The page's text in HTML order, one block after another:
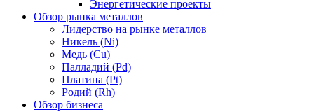
Энергетические проекты
Обзор рынка металлов
Лидерство на рынке металлов
Никель (Ni)
Медь (Cu)
Палладий (Pd)
Платина (Pt)
Родий (Rh)
Обзор бизнеса